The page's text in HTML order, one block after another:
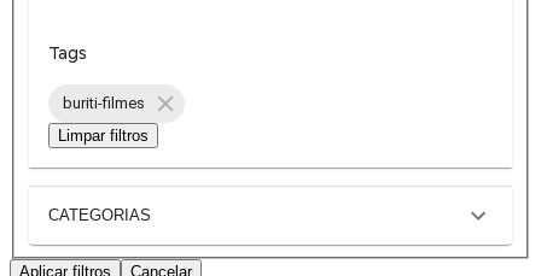
Tags
buriti-filmes
Limpar filtros
CATEGORIAS
Aplicar filtros Cancelar